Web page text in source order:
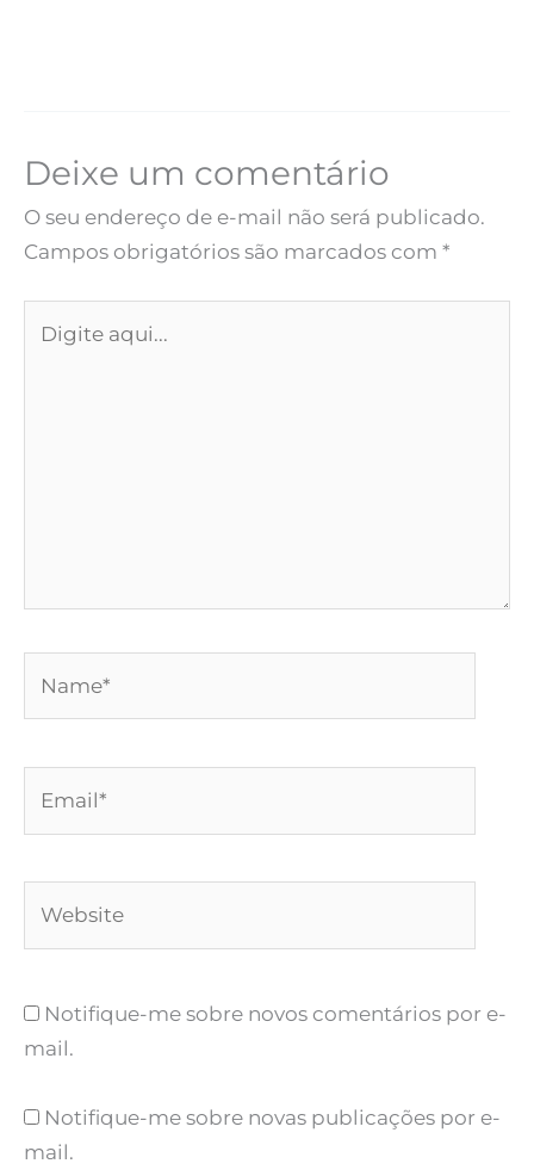
Deixe um comentário
O seu endereço de e-mail não será publicado.
Campos obrigatórios são marcados com *
aqui...
Notifique-me sobre novos comentários por e-
mail.
Notifique-me sobre novas publicações por e-
mail.